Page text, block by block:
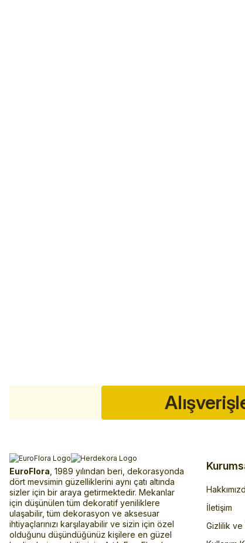
EuroFlora , 1989 yılından beri, dekorasyonda
dört mevsimin güzelliklerini aynı çatı altında
sizler için bir araya getirmektedir. Mekanlar
için düşünülen tüm dekoratif yeniliklere
ulaşabilir, tüm dekorasyon ve aksesuar
ihtiyaçlarınızı karşılayabilir ve sizin için özel
olduğunu düşündüğünüz kişilere en güzel
İletişim
Gizlilik ve